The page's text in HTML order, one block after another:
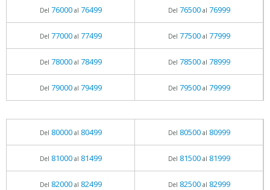
Del 76000al 76499 Del 76500al 76999
Del 77000al 77499 Del 77500al 77999
Del 78000al 78499 Del 78500al 78999
Del 79000al 79499 Del 79500al 79999
Del 80000al 80499 Del 80500al 80999
Del 81000al 81499 Del 81500al 81999
Del 82000al 82499 Del 82500al 82999